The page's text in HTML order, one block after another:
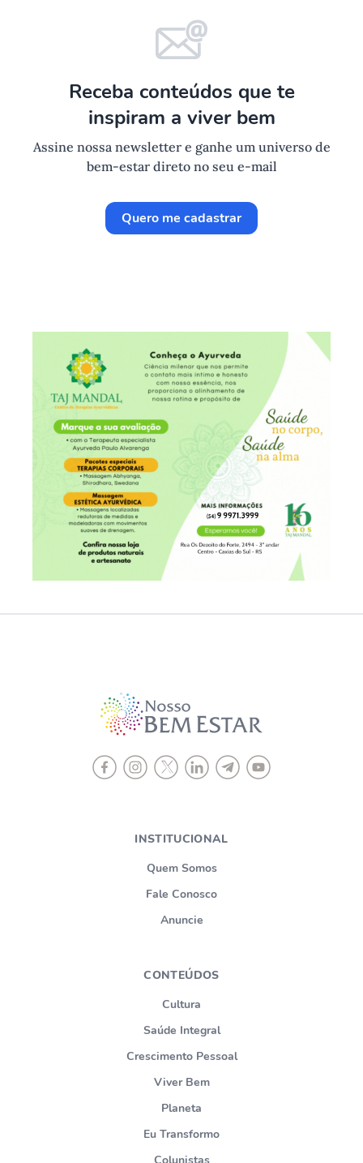
Receba conteúdos que te
inspiram a viver bem
Assine nossa newsletter e ganhe um universo de
bem-estar direto no seu e-mail
Quero me cadastrar
INSTITUCIONAL
Quem Somos
Fale Conosco
Anuncie
CONTEÚDOS
Cultura
Saúde Integral
Crescimento Pessoal
Viver Bem
Planeta
Eu Transformo